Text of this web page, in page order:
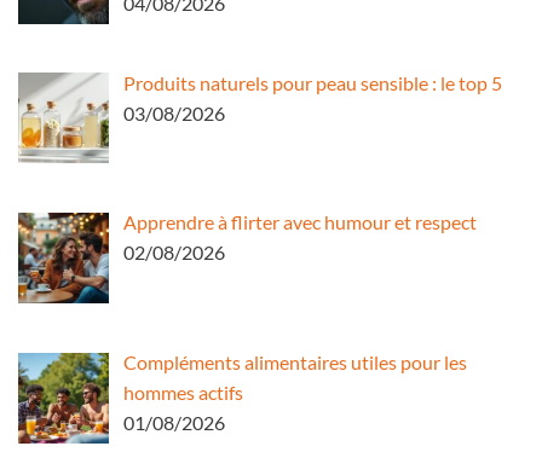
Produits naturels pour peau sensible : le top 5
03/08/2026
Apprendre à flirter avec humour et respect
02/08/2026
Compléments alimentaires utiles pour les
hommes actifs
01/08/2026